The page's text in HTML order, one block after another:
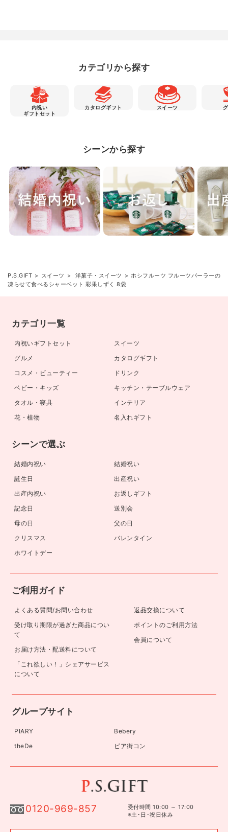
カテゴリから探す
内祝い
ギフトセット
カタログギフト スイーツ
シーンから探す
P.S.GIFT スイーツ 洋菓子・スイーツ
ホシフルーツ フルーツパーラーの
凍らせて食べるシャーベット 彩果しずく 8袋
カテゴリ一覧
内祝いギフトセット
スイーツ
グルメ
カタログギフト
コスメ・ビューティー
ドリンク
ベビー・キッズ
キッチン・テーブルウェア
タオル・寝具
インテリア
花・植物
名入れギフト
シーンで選ぶ
結婚内祝い
結婚祝い
誕生日
出産祝い
出産内祝い
お返しギフト
記念日
送別会
母の日
父の日
クリスマス
バレンタイン
ホワイトデー
ご利用ガイド
よくある質問/お問い合わせ
受け取り期限が過ぎた商品につい
て
お届け方法・配送料について
「これ欲しい！」シェアサービス
について
返品交換について
ポイントのご利用方法
会員について
グループサイト
PIARY
Bebery
theDe
ピア街コン
0120-969-857
受付時間 10:00 ～ 17:00
※土･日･祝日休み